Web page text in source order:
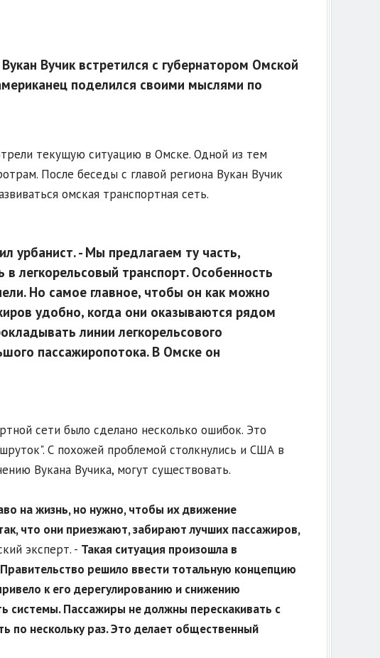
Вучик встретился с губернатором Омской
поделился своими мыслями по
текущую ситуацию в Омске. Одной из тем
После беседы с главой региона Вукан Вучик
омская транспортная сеть.
урбанист.- Мы предлагаем ту часть,
легкорельсовый транспорт. Особенность
Но самое главное, чтобы он как можно
удобно, когда они оказываются рядом
линии легкорельсового
пассажиропотока. В Омске он
сети было сделано несколько ошибок. Это
С похожей проблемой столкнулись и США в
Вукана Вучика, могут существовать.
на жизнь, но нужно, чтобы их движение
что они приезжают, забирают лучших пассажиров,
эксперт. - Такая ситуация произошла в
решило ввести тотальную концепцию
к его дерегулированию и снижению
системы. Пассажиры не должны перескакивать с
по нескольку раз. Это делает общественный